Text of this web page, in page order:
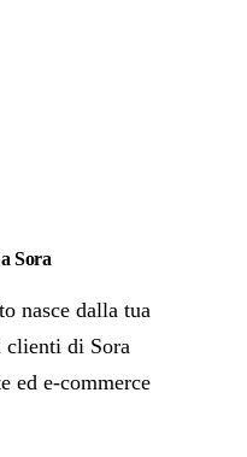
Sora
nasce dalla tua
clienti di Sora
ed e-commerce